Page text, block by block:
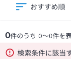
0件のうち 0～0件を
おすすめ順
検索条件に該当